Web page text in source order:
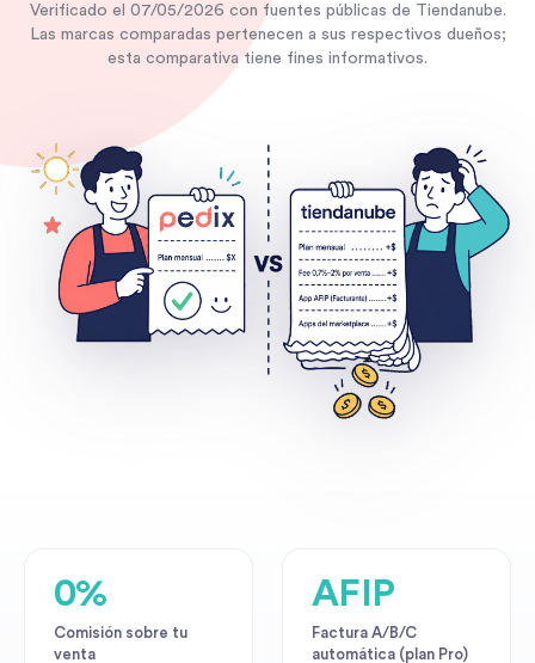
Verificado el 07/05/2026 con fuentes públicas de Tiendanube.
Las marcas comparadas pertenecen a sus respectivos dueños;
esta comparativa tiene fines informativos.
0%
Comisión sobre tu
venta
AFIP
Factura A/B/C
automática (plan Pro)